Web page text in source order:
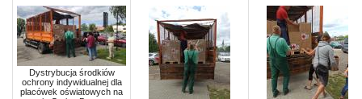
Dystrybucja środkiów
ochrony indywidualnej dla
placówek oświatowych na